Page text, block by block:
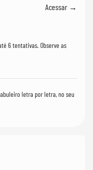
Acessar →
6 tentativas. Observe as
letra por letra, no seu